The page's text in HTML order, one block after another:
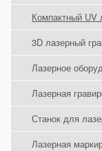
Компактный UV
3D лазерный
Лазерное
Лазерная
Станок для
Лазерная